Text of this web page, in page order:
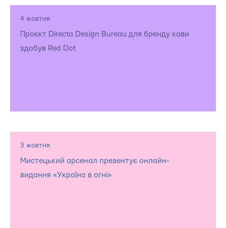
4 жовтня
Проєкт Directa Design Bureau для бренду кави
здобув Red Dot
3 жовтня
Мистецький арсенал презентує онлайн-
видання «Україна в огні»